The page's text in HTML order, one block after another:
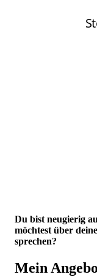
Du bist neugierig
möchtest über
sprechen?
Mein